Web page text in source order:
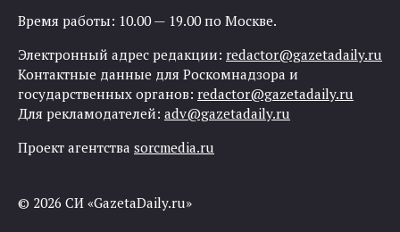
Время работы: 10.00 — 19.00 по Москве.
Электронный адрес редакции: redactor@gazetadaily.ru
Контактные данные для Роскомнадзора и
государственных органов: redactor@gazetadaily.ru
Для рекламодателей: adv@gazetadaily.ru
Проект агентства sorcmedia.ru
© 2026 СИ «GazetaDaily.ru»